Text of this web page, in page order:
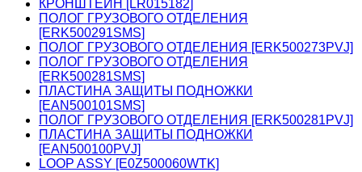
КРОНШТЕЙН [LR015182]
ПОЛОГ ГРУЗОВОГО ОТДЕЛЕНИЯ
[ERK500291SMS]
ПОЛОГ ГРУЗОВОГО ОТДЕЛЕНИЯ [ERK500273PVJ]
ПОЛОГ ГРУЗОВОГО ОТДЕЛЕНИЯ
[ERK500281SMS]
ПЛАСТИНА ЗАЩИТЫ ПОДНОЖКИ
[EAN500101SMS]
ПОЛОГ ГРУЗОВОГО ОТДЕЛЕНИЯ [ERK500281PVJ]
ПЛАСТИНА ЗАЩИТЫ ПОДНОЖКИ
[EAN500100PVJ]
LOOP ASSY [E0Z500060WTK]